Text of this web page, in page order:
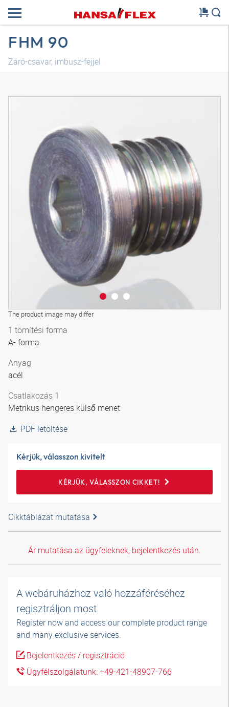
FHM 90
Záró-csavar, imbusz-fejjel
The product image may differ
3D modell
1 tömítési forma
A- forma
Anyag
acél
Csatlakozás 1
Metrikus hengeres külső menet
PDF letöltése
Kérjük, válasszon kivitelt
KÉRJÜK, VÁLASSZON CIKKET!
Cikktáblázat mutatása
Ár mutatása az ügyfeleknek, bejelentkezés után.
A webáruházhoz való hozzáféréséhez
regisztráljon most.
Register now and access our complete product range
and many exclusive services.
Bejelentkezés / regisztráció
Ügyfélszolgálatunk: +49-421-48907-766